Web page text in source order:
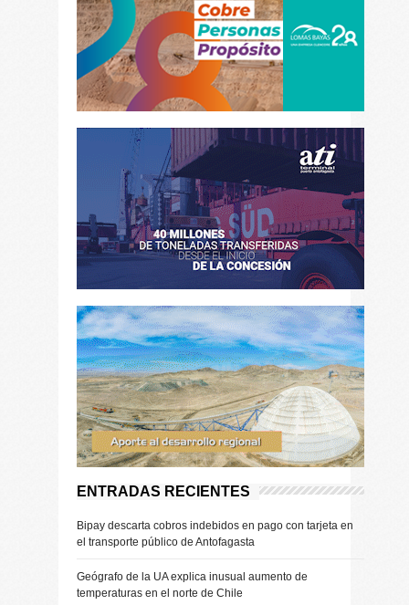
ENTRADAS RECIENTES
Bipay descarta cobros indebidos en pago con tarjeta en
el transporte público de Antofagasta
Geógrafo de la UA explica inusual aumento de
temperaturas en el norte de Chile